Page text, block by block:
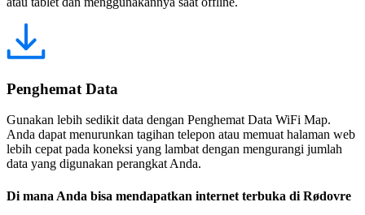
Penghemat Data
Gunakan lebih sedikit data dengan Penghemat Data WiFi Map.
Anda dapat menurunkan tagihan telepon atau memuat halaman web
lebih cepat pada koneksi yang lambat dengan mengurangi jumlah
data yang digunakan perangkat Anda.
Di mana Anda bisa mendapatkan internet terbuka di Rødovre